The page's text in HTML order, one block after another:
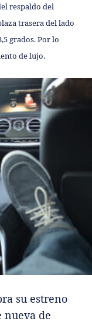
respaldo del
trasera del lado
grados. Por lo
de lujo.
su estreno
nueva de